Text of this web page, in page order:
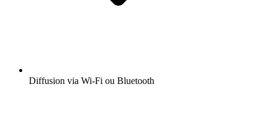
Diffusion via Wi-Fi ou Bluetooth